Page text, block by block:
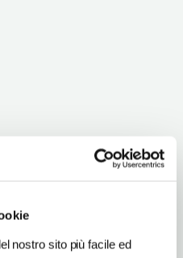
nostro sito più facile ed